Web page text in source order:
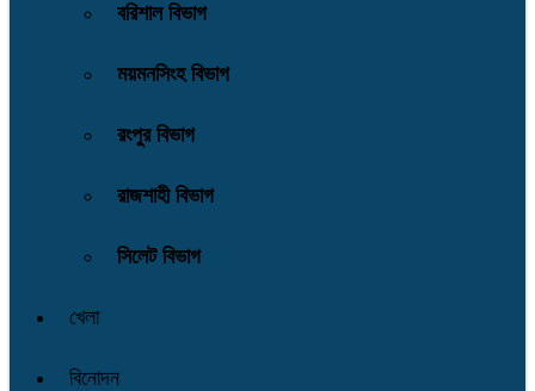
বরিশাল বিভাগ
ময়মনসিংহ বিভাগ
রংপুর বিভাগ
রাজশাহী বিভাগ
সিলেট বিভাগ
খেলা
বিনোদন